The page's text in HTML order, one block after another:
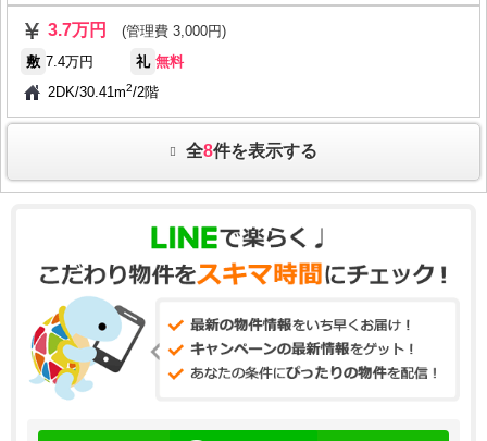
3.7万円
(管理費 3,000円)
敷 7.4万円 礼 無料
2DK/30.41m2/2階
全8件を表示する